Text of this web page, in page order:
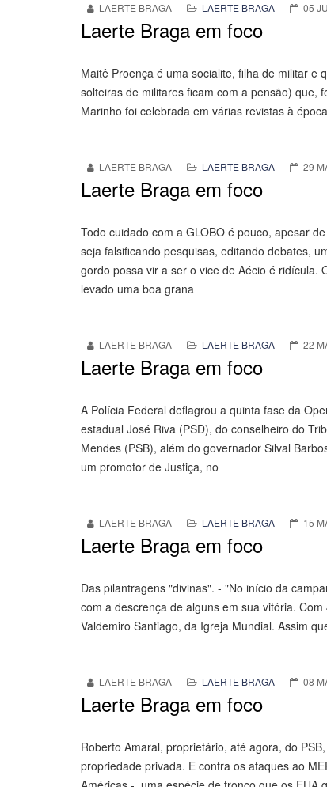
LAERTE BRAGA LAERTE BRAGA 05
Laerte Braga em foco
Maitê Proença é uma socialite, filha de militar
solteiras de militares ficam com a pensão) que,
Marinho foi celebrada em várias revistas à
LAERTE BRAGA LAERTE BRAGA 29
Laerte Braga em foco
Todo cuidado com a GLOBO é pouco, apesar
seja falsificando pesquisas, editando debates,
gordo possa vir a ser o vice de Aécio é
levado uma boa grana
LAERTE BRAGA LAERTE BRAGA 22
Laerte Braga em foco
A Polícia Federal deflagrou a quinta fase da
estadual José Riva (PSD), do conselheiro do
Mendes (PSB), além do governador Silval
um promotor de Justiça, no
LAERTE BRAGA LAERTE BRAGA 15
Laerte Braga em foco
Das pilantragens "divinas". - "No início da
com a descrença de alguns em sua vitória.
Valdemiro Santiago, da Igreja Mundial. Assim
LAERTE BRAGA LAERTE BRAGA 08
Laerte Braga em foco
Roberto Amaral, proprietário, até agora, do
propriedade privada. E contra os ataques ao